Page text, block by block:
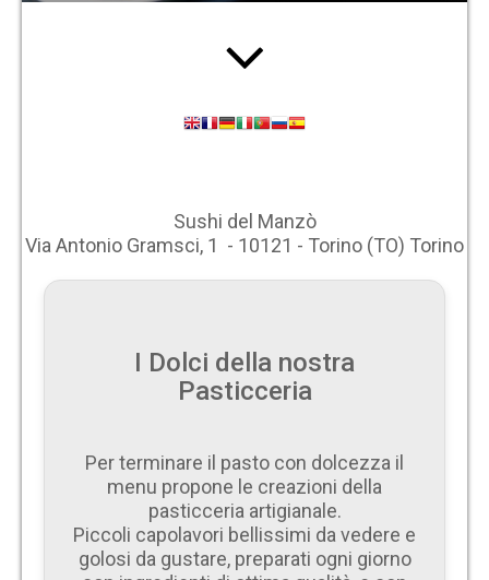
Sushi del Manzò
Via Antonio Gramsci, 1 - 10121 - Torino (TO) Torino
I Dolci della nostra
Pasticceria
Per terminare il pasto con dolcezza il
menu propone le creazioni della
pasticceria artigianale.
Piccoli capolavori bellissimi da vedere e
golosi da gustare, preparati ogni giorno